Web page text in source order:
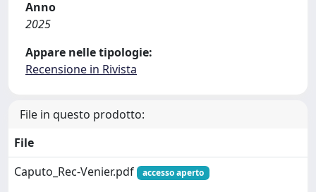
Anno
2025
Appare nelle tipologie:
Recensione in Rivista
File in questo prodotto:
File
Caputo_Rec-Venier.pdf
accesso aperto